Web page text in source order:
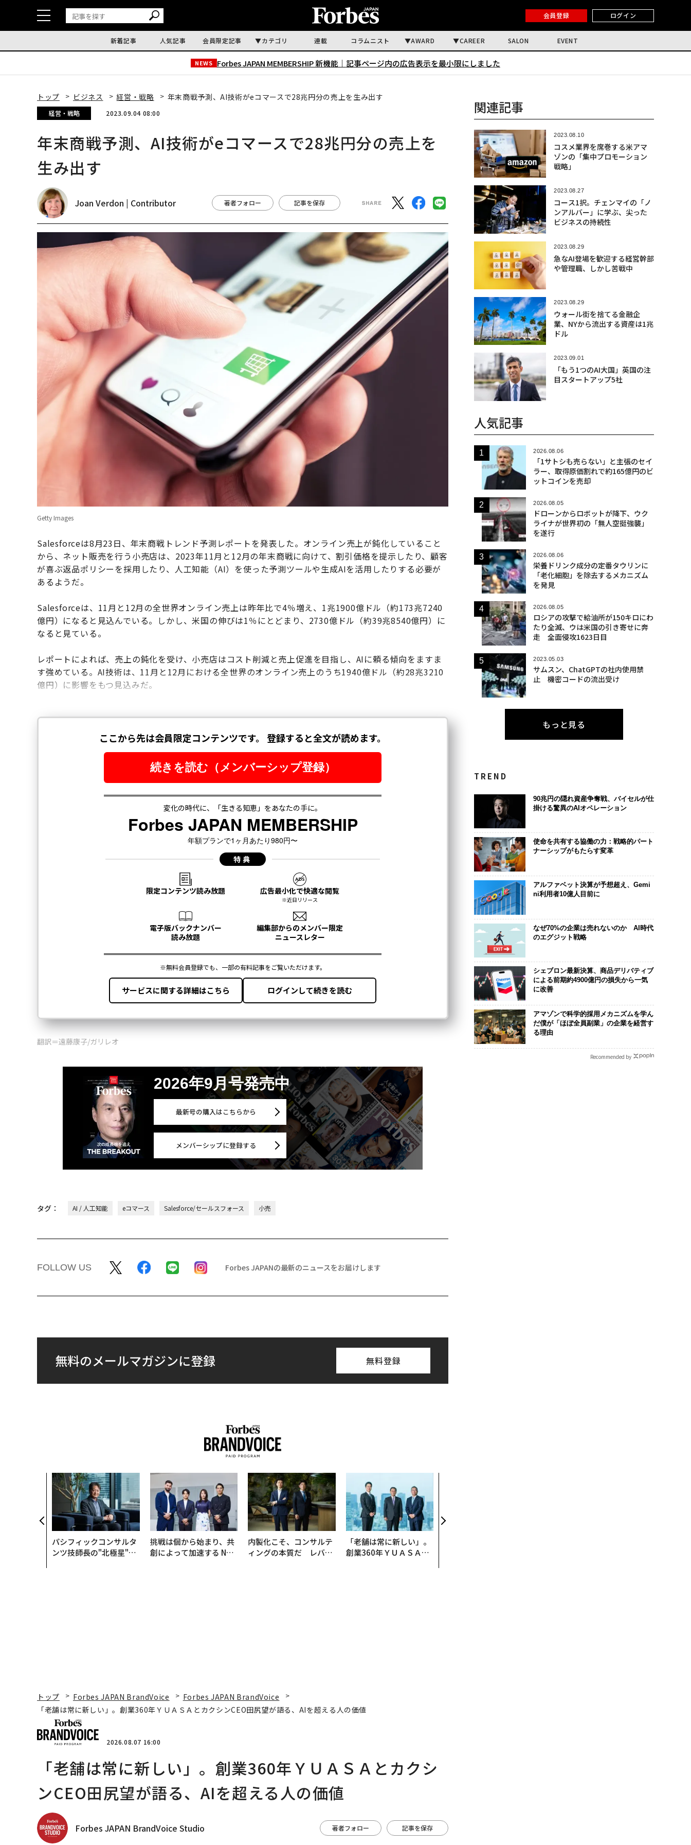
会員登録 ログイン
新着記事 人気記事 会員限定記事 カテゴリ 連載 コラムニスト AWARD CAREER SALON EVENT
NEWS Forbes JAPAN MEMBERSHIP 新機能｜ 記事ページ内の広告表示を最小限にしました
トップ ビジネス 経営・戦略 年末商戦予測、AI技術がeコマースで28兆円分の売上を生み出す
経営・戦略 2023.09.04 08:00
年末商戦予測、AI技術がeコマースで28兆円分の売上を
生み出す
Joan Verdon | Contributor 著者フォロー 記事を保存
Getty Images
Salesforceは8月23日、年末商戦トレンド予測レポートを発表した。オンライン売上が鈍化していること
から、ネット販売を行う小売店は、2023年11月と12月の年末商戦に向けて、割引価格を提示したり、顧客
が喜ぶ返品ポリシーを採用したり、人工知能（AI）を使った予測ツールや生成AIを活用したりする必要が
あるようだ。
Salesforceは、11月と12月の全世界オンライン売上は昨年比で4％増え、1兆1900億ドル（約173兆7240
億円）になると見込んでいる。しかし、米国の伸びは1％にとどまり、2730億ドル（約39兆8540億円）に
なると見ている。
レポートによれば、売上の鈍化を受け、小売店はコスト削減と売上促進を目指し、AIに頼る傾向をますま
す強めている。AI技術は、11月と12月における全世界のオンライン売上のうち1940億ドル（約28兆3210
億円）に影響をもつ見込みだ。
翻訳＝遠藤康子/ガリレオ
2026年9月号発売中
最新号の購入はこちらから
メンバーシップに登録する
タグ： AI / 人工知能 eコマース Salesforce/セールスフォース 小売
FOLLOW US Forbes JAPANの最新のニュースをお届けします
無料のメールマガジンに登録 無料登録
パシフィックコンサルタ
ンツ技師長の"北極星"。
挑戦は個から始まり、共
創によって加速する NOR
内製化こそ、コンサルテ
ィングの本質だ レバレ
「老舗は常に新しい」。
創業360年ＹＵＡＳＡと
ビジネス×PwC】
関連記事
2023.08.10
コスメ業界を席巻する米アマ
ゾンの「集中プロモーション
戦略」
2023.08.27
コース1択。チェンマイの「ノ
ンアルバー」に学ぶ、尖った
ビジネスの持続性
2023.08.29
急なAI登場を歓迎する経営幹部
や管理職、しかし苦戦中
2023.08.29
ウォール街を捨てる金融企
業、NYから流出する資産は1兆
ドル
2023.09.01
「もう1つのAI大国」英国の注
目スタートアップ5社
人気記事
2026.08.06
「1サトシも売らない」と主張のセイ
ラー、取得原価割れで約165億円のビ
ットコインを売却
2026.08.05
ドローンからロボットが降下、ウク
ライナが世界初の「無人空挺強襲」
を遂行
2026.08.06
栄養ドリンク成分の定番タウリンに
「老化細胞」を除去するメカニズム
を発見
2026.08.05
ロシアの攻撃で給油所が150キロにわ
たり全滅、ウは米国の引き寄せに奔
走 全面侵攻1623日目
2023.05.03
サムスン、ChatGPTの社内使用禁
止 機密コードの流出受け
もっと見る
TREND
90兆円の隠れ資産争奪戦、バイセルが仕
掛ける驚異のAIオペレーション
使命を共有する協働の力：戦略的パート
ナーシップがもたらす変革
アルファベット決算が予想超え、Gemi
ni利用者10億人目前に
なぜ70%の企業は売れないのか AI時代
のエグジット戦略
シェブロン最新決算、商品デリバティブ
による前期約4900億円の損失から一気
に改善
アマゾンで科学的採用メカニズムを学ん
だ僕が「ほぼ全員副業」の企業を経営す
る理由
Recommended by
トップ Forbes JAPAN BrandVoice
Forbes JAPAN BrandVoice
「老舗は常に新しい」。創業360年ＹＵＡＳＡとカクシンCEO田尻望が語る、AIを超える人の価値
2026.08.07 16:00
「老舗は常に新しい」。創業360年ＹＵＡＳＡとカクシ
ンCEO田尻望が語る、AIを超える人の価値
Forbes JAPAN BrandVoice Studio 著者フォロー 記事を保存